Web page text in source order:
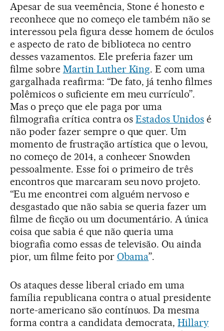
Apesar de sua veemência, Stone é honesto e
reconhece que no começo ele também não se
interessou pela figura desse homem de óculos
e aspecto de rato de biblioteca no centro
desses vazamentos. Ele preferia fazer um
filme sobre Martin Luther King. E com uma
gargalhada reafirma: “De fato, já tenho filmes
polêmicos o suficiente em meu currículo”.
Mas o preço que ele paga por uma
filmografia crítica contra osEstados Unidos é
não poder fazer sempre o que quer. Um
momento de frustração artística que o levou,
no começo de 2014, a conhecer Snowden
pessoalmente. Esse foi o primeiro de três
encontros que marcaram seu novo projeto.
“Eu me encontrei com alguém nervoso e
desgastado que não sabia se queria fazer um
filme de ficção ou um documentário. A única
coisa que sabia é que não queria uma
biografia como essas de televisão. Ou ainda
pior, um filme feito por Obama”.
Os ataques desse liberal criado em uma
família republicana contra o atual presidente
norte-americano são contínuos. Da mesma
forma contra a candidata democrata,Hillary